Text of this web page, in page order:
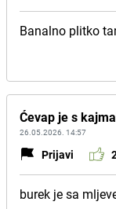
Banalno plitko
Ćevap je s
26.05.2026. 14:57
Prijavi
burek je sa